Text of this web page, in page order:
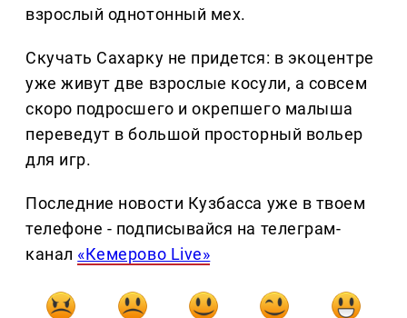
взрослый однотонный мех.
Скучать Сахарку не придется: в экоцентре
уже живут две взрослые косули, а совсем
скоро подросшего и окрепшего малыша
переведут в большой просторный вольер
для игр.
Последние новости Кузбасса уже в твоем
телефоне - подписывайся на телеграм-
канал «Кемерово Live»